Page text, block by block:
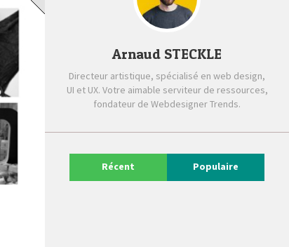
Arnaud STECKLE
Directeur artistique, spécialisé en web design,
UI et UX. Votre aimable serviteur de ressources,
fondateur de Webdesigner Trends.
Récent Populaire